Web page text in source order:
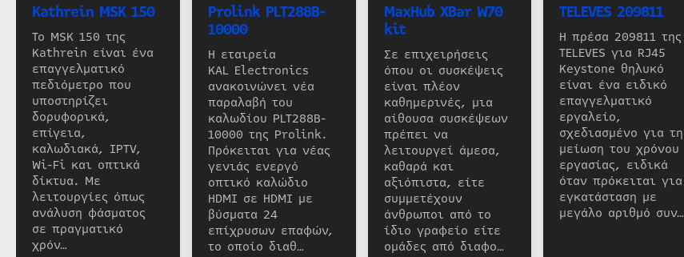
Kathrein MSK 150
Το MSK 150 της
Kathrein είναι ένα
επαγγελματικό
πεδιόμετρο που
υποστηρίζει
δορυφορικά,
επίγεια,
καλωδιακά, IPTV,
Wi-Fi και οπτικά
δίκτυα. Με
λειτουργίες όπως
ανάλυση φάσματος
σε πραγματικό
χρόν…
Prolink PLT288B-
10000
Η εταιρεία
KAL Electronics
ανακοινώνει νέα
παραλαβή του
καλωδίου PLT288B-
10000 της Prolink.
Πρόκειται για νέας
γενιάς ενεργό
οπτικό καλώδιο
HDMI σε HDMI με
βύσματα 24
επίχρυσων επαφών,
το οποίο διαθ…
MaxHub XBar W70
kit
Σε επιχειρήσεις
όπου οι συσκέψεις
είναι πλέον
καθημερινές, μια
αίθουσα συσκέψεων
πρέπει να
λειτουργεί άμεσα,
καθαρά και
αξιόπιστα, είτε
συμμετέχουν
άνθρωποι από το
ίδιο γραφείο είτε
ομάδες από διαφο…
TELEVES 209811
Η πρέσα 209811 της
TELEVES για RJ45
Keystone θηλυκό
είναι ένα ειδικό
επαγγελματικό
εργαλείο,
σχεδιασμένο για τη
μείωση του χρόνου
εργασίας, ειδικά
όταν πρόκειται για
εγκατάσταση με
μεγάλο αριθμό συν…